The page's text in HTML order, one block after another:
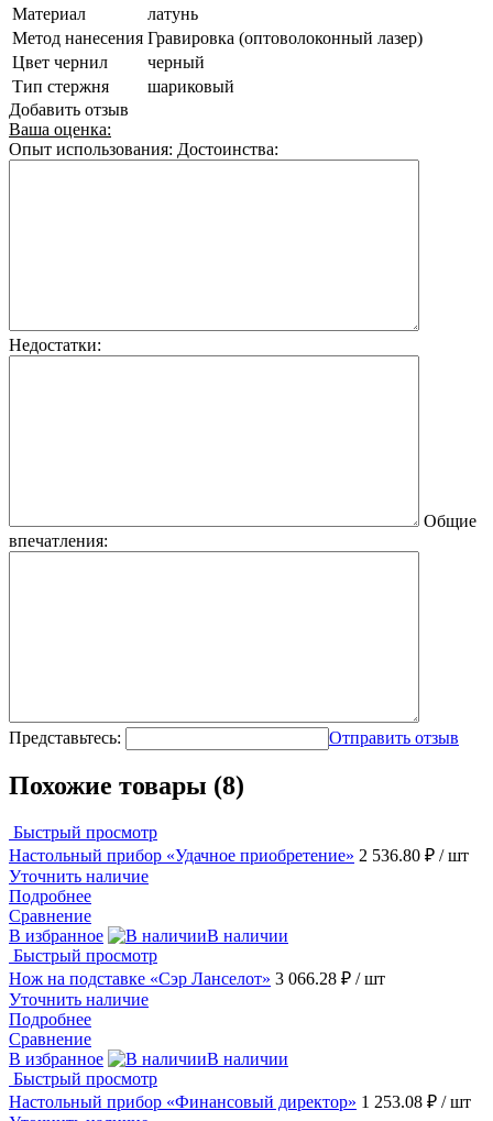
Материал
латунь
Метод нанесения Гравировка (оптоволоконный лазер)
Цвет чернил
черный
Тип стержня
шариковый
Добавить отзыв
Ваша оценка:
Опыт использования: Достоинства:
Недостатки:
Общие
впечатления:
Представьтесь: Отправить отзыв
Похожие товары (8)
Быстрый просмотр
Настольный прибор «Удачное приобретение» 2 536.80 ₽ / шт
Уточнить наличие
Подробнее
Сравнение
В избранное
В наличии
Быстрый просмотр
Нож на подставке «Сэр Ланселот» 3 066.28 ₽ / шт
Уточнить наличие
Подробнее
Сравнение
В избранное
В наличии
Быстрый просмотр
Настольный прибор «Финансовый директор» 1 253.08 ₽ / шт